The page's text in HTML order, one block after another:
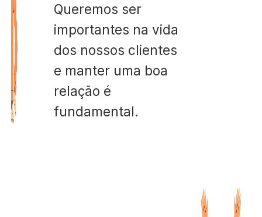
Queremos ser
importantes na vida
dos nossos clientes
e manter uma boa
relação é
fundamental.